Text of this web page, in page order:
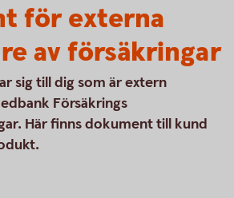
för externa
av försäkringar
sig till dig som är extern
Försäkrings
Här finns dokument till kund